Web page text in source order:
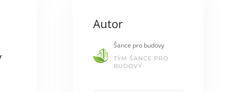
Autor
Šance pro budovy
TÝM ŠANCE PRO
BUDOVY